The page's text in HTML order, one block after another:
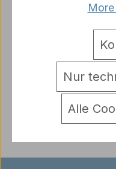
Tiger 1 Kunststoff
Warnhinweise
Bewertungen
Nur
Alle